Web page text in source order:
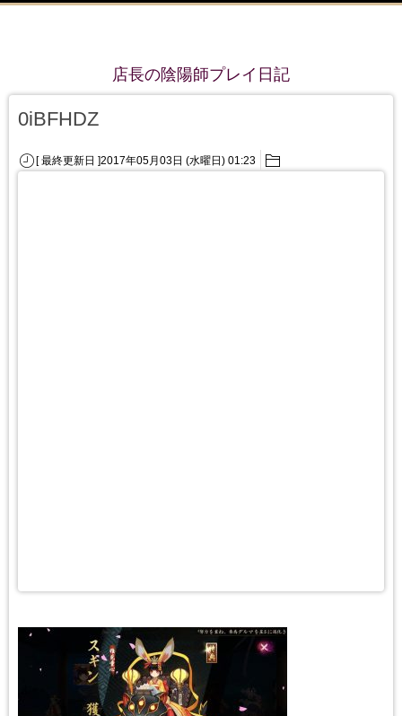
店長の陰陽師プレイ日記
0iBFHDZ
[ 最終更新日 ]2017年05月03日 (水曜日) 01:23